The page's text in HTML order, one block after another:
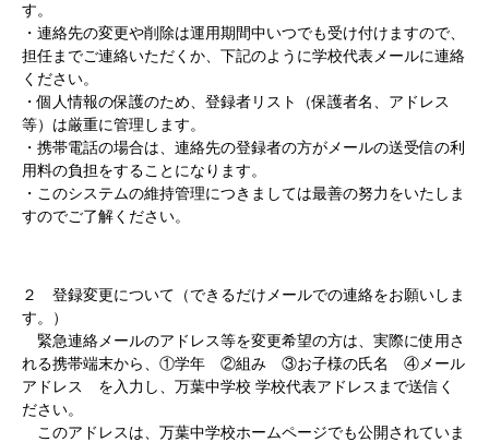
す。
・連絡先の変更や削除は運用期間中いつでも受け付けますので、
担任までご連絡いただくか、下記のように学校代表メールに連絡
ください。
・個人情報の保護のため、登録者リスト（保護者名、アドレス
等）は厳重に管理します。
・携帯電話の場合は、連絡先の登録者の方がメールの送受信の利
用料の負担をすることになります。
・このシステムの維持管理につきましては最善の努力をいたしま
すのでご了解ください。
２ 登録変更について（できるだけメールでの連絡をお願いしま
す。）
緊急連絡メールのアドレス等を変更希望の方は、実際に使用さ
れる携帯端末から、①学年 ②組み ③お子様の氏名 ④メール
アドレス を入力し、万葉中学校 学校代表アドレスまで送信く
ださい。
このアドレスは、万葉中学校ホームページでも公開されていま